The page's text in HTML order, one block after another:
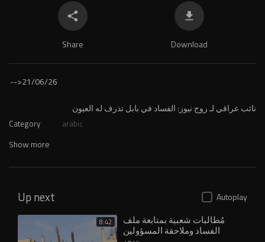
Share Download
-->21/06/26
⁣نائب عراقي لـ روج نيوز: الفساد في بابل تذرف له العيون
Category arabic
Show more
Up next Autoplay
8:42 مُطالبات شعبية بمتابعة ملف
الفساد وملاحقة المسؤولين